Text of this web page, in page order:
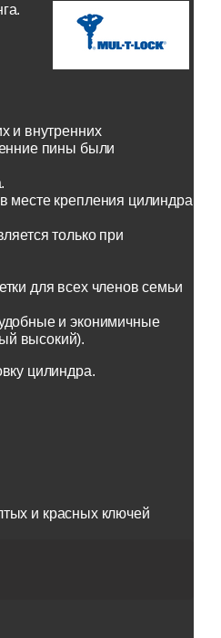
и внутренних
пины были
месте крепления цилиндра
только при
для всех членов семьи
и эконимичные
высокий).
цилиндра.
и красных ключей